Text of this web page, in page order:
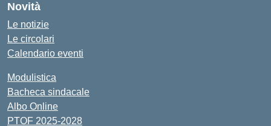
Novità
Le notizie
Le circolari
Calendario eventi
Modulistica
Bacheca sindacale
Albo Online
PTOF 2025-2028